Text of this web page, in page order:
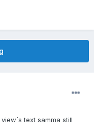
text samma still